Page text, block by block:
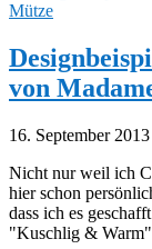
von
16. September 2013
Nicht nur weil ich
hier schon
dass ich es
"Kuschlig & Warm"